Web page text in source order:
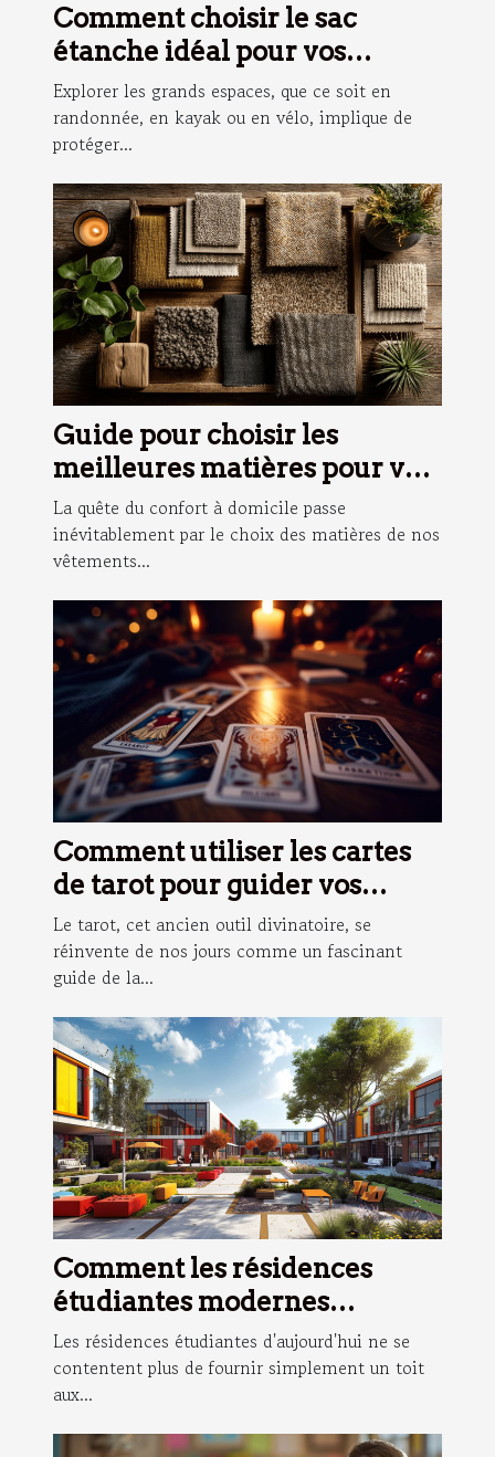
Comment choisir le sac
étanche idéal pour vos
aventures ?
Explorer les grands espaces, que ce soit en
randonnée, en kayak ou en vélo, implique de
protéger...
Guide pour choisir les
meilleures matières pour vos
vêtements d'intérieur
La quête du confort à domicile passe
inévitablement par le choix des matières de nos
vêtements...
Comment utiliser les cartes
de tarot pour guider vos
décisions quotidiennes
Le tarot, cet ancien outil divinatoire, se
réinvente de nos jours comme un fascinant
guide de la...
Comment les résidences
étudiantes modernes
facilitent une vie académique
équilibrée
Les résidences étudiantes d'aujourd'hui ne se
contentent plus de fournir simplement un toit
aux...